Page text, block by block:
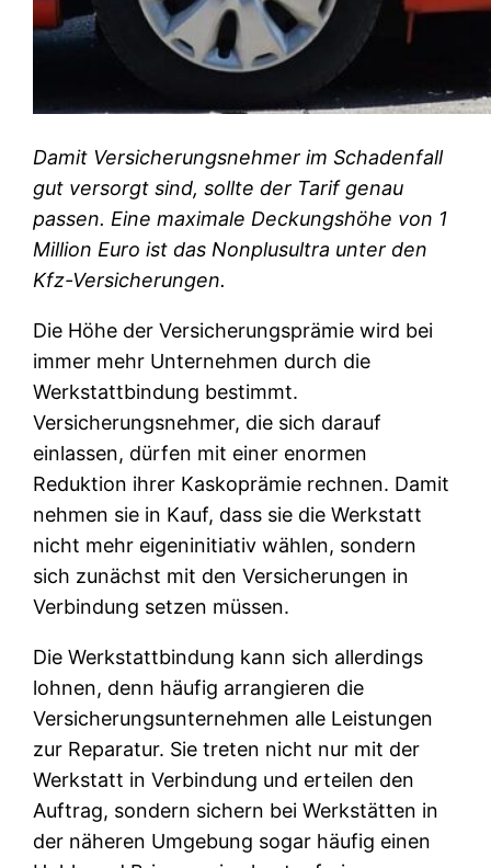
Damit Versicherungsnehmer im Schadenfall
gut versorgt sind, sollte der Tarif genau
passen. Eine maximale Deckungshöhe von 1
Million Euro ist das Nonplusultra unter den
Kfz-Versicherungen.
Die Höhe der Versicherungsprämie wird bei
immer mehr Unternehmen durch die
Werkstattbindung bestimmt.
Versicherungsnehmer, die sich darauf
einlassen, dürfen mit einer enormen
Reduktion ihrer Kaskoprämie rechnen. Damit
nehmen sie in Kauf, dass sie die Werkstatt
nicht mehr eigeninitiativ wählen, sondern
sich zunächst mit den Versicherungen in
Verbindung setzen müssen.
Die Werkstattbindung kann sich allerdings
lohnen, denn häufig arrangieren die
Versicherungsunternehmen alle Leistungen
zur Reparatur. Sie treten nicht nur mit der
Werkstatt in Verbindung und erteilen den
Auftrag, sondern sichern bei Werkstätten in
der näheren Umgebung sogar häufig einen